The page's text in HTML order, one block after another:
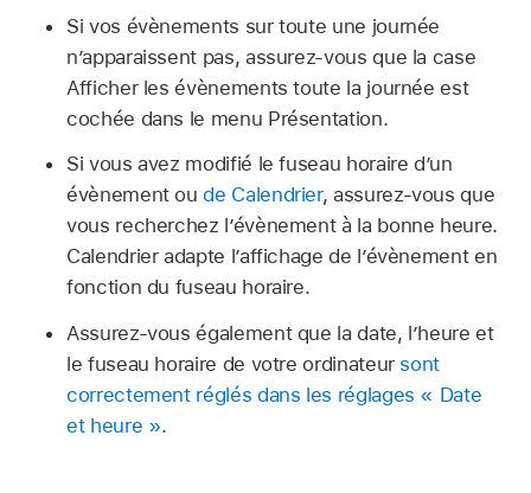
Si vos évènements sur toute une journée
n’apparaissent pas, assurez-vous que la case
Afficher les évènements toute la journée est
cochée dans le menu Présentation.
Si vous avez modifié le fuseau horaire d’un
évènement oude Calendrier, assurez-vous que
vous recherchez l’évènement à la bonne heure.
Calendrier adapte l’affichage de l’évènement en
fonction du fuseau horaire.
Assurez-vous également que la date, l’heure et
le fuseau horaire de votre ordinateur sont
correctement réglés dans les réglages « Date
et heure ».